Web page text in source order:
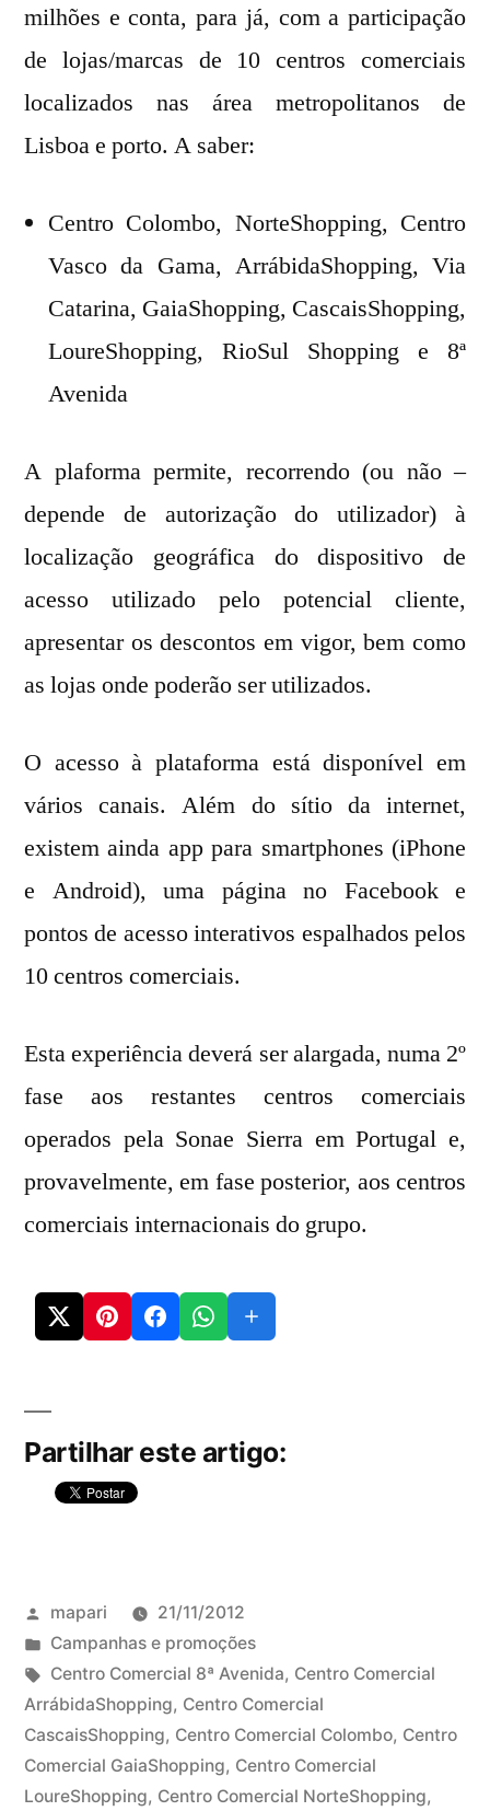
milhões e conta, para já, com a participação
de lojas/marcas de 10 centros comerciais
localizados nas área metropolitanos de
Lisboa e porto. A saber:
Centro Colombo, NorteShopping, Centro
Vasco da Gama, ArrábidaShopping, Via
Catarina, GaiaShopping, CascaisShopping,
LoureShopping, RioSul Shopping e 8ª
Avenida
A plaforma permite, recorrendo (ou não –
depende de autorização do utilizador) à
localização geográfica do dispositivo de
acesso utilizado pelo potencial cliente,
apresentar os descontos em vigor, bem como
as lojas onde poderão ser utilizados.
O acesso à plataforma está disponível em
vários canais. Além do sítio da internet,
existem ainda app para smartphones (iPhone
e Android), uma página no Facebook e
pontos de acesso interativos espalhados pelos
10 centros comerciais.
Esta experiência deverá ser alargada, numa 2º
fase aos restantes centros comerciais
operados pela Sonae Sierra em Portugal e,
provavelmente, em fase posterior, aos centros
comerciais internacionais do grupo.
Partilhar este artigo:
Publicado
por
mapari
21/11/2012
Publicado
em
Campanhas e promoções
Etiquetas:
Centro Comercial 8ª Avenida, Centro Comercial
ArrábidaShopping, Centro Comercial
CascaisShopping, Centro Comercial Colombo, Centro
Comercial GaiaShopping, Centro Comercial
LoureShopping, Centro Comercial NorteShopping,